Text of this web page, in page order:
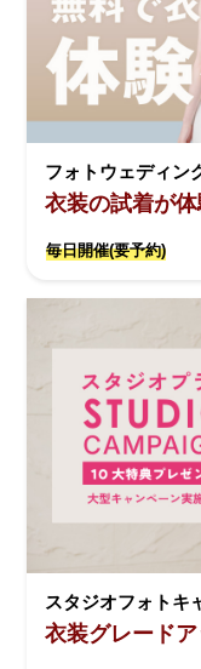
フォトウェディン
衣装の試着が体
毎日開催(要予約)
スタジオフォトキ
衣装グレード